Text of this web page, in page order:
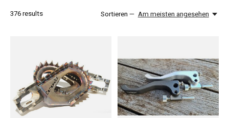
376results Sortieren — Am meisten angesehen